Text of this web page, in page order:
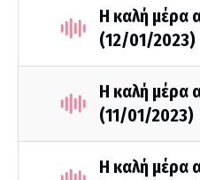
Η καλή μέρα
(12/01/2023)
Η καλή μέρα
(11/01/2023)
Η καλή μέρα